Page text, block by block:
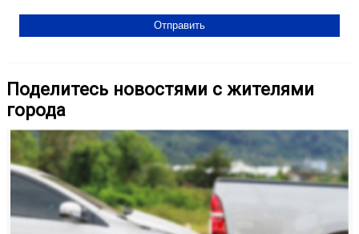
Поделитесь новостями с жителями
города